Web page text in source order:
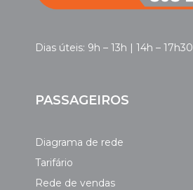
Dias úteis: 9h – 13h | 14h – 17h30
PASSAGEIROS
Diagrama de rede
Tarifário
Rede de vendas